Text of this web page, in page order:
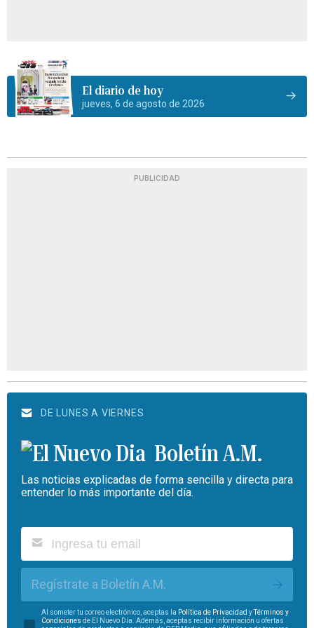
El diario de hoy
jueves, 6 de agosto de 2026
PUBLICIDAD
DE LUNES A VIERNES
Boletín A.M.
Las noticias explicadas de forma sencilla y directa para
entender lo más importante del día.
Regístrate a Boletín A.M.
Al someter tu correo electrónico, aceptas la Política de Privacidad yTérminos y
Condiciones de El Nuevo Día. Además, aceptas recibir información u ofertas